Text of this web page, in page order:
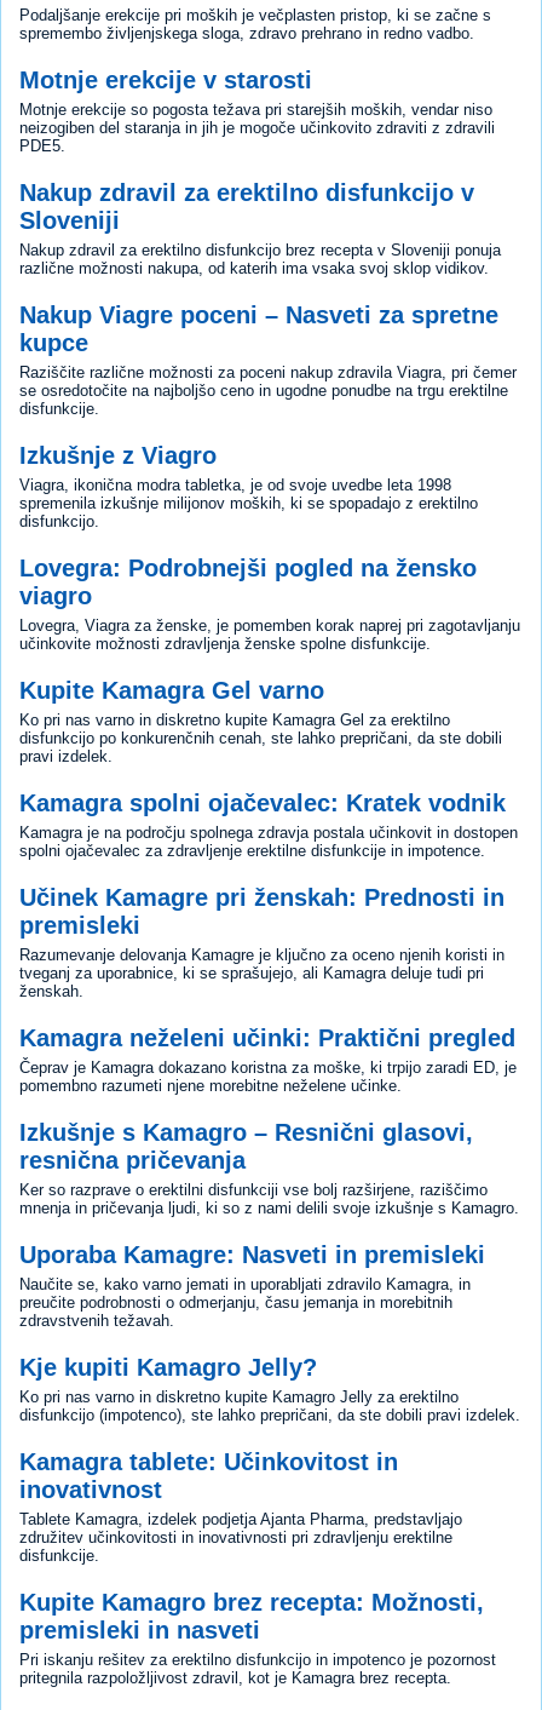
Podaljšanje erekcije pri moških je večplasten pristop, ki se začne s
spremembo življenjskega sloga, zdravo prehrano in redno vadbo.
Motnje erekcije v starosti
Motnje erekcije so pogosta težava pri starejših moških, vendar niso
neizogiben del staranja in jih je mogoče učinkovito zdraviti z zdravili
PDE5.
Nakup zdravil za erektilno disfunkcijo v
Sloveniji
Nakup zdravil za erektilno disfunkcijo brez recepta v Sloveniji ponuja
različne možnosti nakupa, od katerih ima vsaka svoj sklop vidikov.
Nakup Viagre poceni – Nasveti za spretne
kupce
Raziščite različne možnosti za poceni nakup zdravila Viagra, pri čemer
se osredotočite na najboljšo ceno in ugodne ponudbe na trgu erektilne
disfunkcije.
Izkušnje z Viagro
Viagra, ikonična modra tabletka, je od svoje uvedbe leta 1998
spremenila izkušnje milijonov moških, ki se spopadajo z erektilno
disfunkcijo.
Lovegra: Podrobnejši pogled na žensko
viagro
Lovegra, Viagra za ženske, je pomemben korak naprej pri zagotavljanju
učinkovite možnosti zdravljenja ženske spolne disfunkcije.
Kupite Kamagra Gel varno
Ko pri nas varno in diskretno kupite Kamagra Gel za erektilno
disfunkcijo po konkurenčnih cenah, ste lahko prepričani, da ste dobili
pravi izdelek.
Kamagra spolni ojačevalec: Kratek vodnik
Kamagra je na področju spolnega zdravja postala učinkovit in dostopen
spolni ojačevalec za zdravljenje erektilne disfunkcije in impotence.
Učinek Kamagre pri ženskah: Prednosti in
premisleki
Razumevanje delovanja Kamagre je ključno za oceno njenih koristi in
tveganj za uporabnice, ki se sprašujejo, ali Kamagra deluje tudi pri
ženskah.
Kamagra neželeni učinki: Praktični pregled
Čeprav je Kamagra dokazano koristna za moške, ki trpijo zaradi ED, je
pomembno razumeti njene morebitne neželene učinke.
Izkušnje s Kamagro – Resnični glasovi,
resnična pričevanja
Ker so razprave o erektilni disfunkciji vse bolj razširjene, raziščimo
mnenja in pričevanja ljudi, ki so z nami delili svoje izkušnje s Kamagro.
Uporaba Kamagre: Nasveti in premisleki
Naučite se, kako varno jemati in uporabljati zdravilo Kamagra, in
preučite podrobnosti o odmerjanju, času jemanja in morebitnih
zdravstvenih težavah.
Kje kupiti Kamagro Jelly?
Ko pri nas varno in diskretno kupite Kamagro Jelly za erektilno
disfunkcijo (impotenco), ste lahko prepričani, da ste dobili pravi izdelek.
Kamagra tablete: Učinkovitost in
inovativnost
Tablete Kamagra, izdelek podjetja Ajanta Pharma, predstavljajo
združitev učinkovitosti in inovativnosti pri zdravljenju erektilne
disfunkcije.
Kupite Kamagro brez recepta: Možnosti,
premisleki in nasveti
Pri iskanju rešitev za erektilno disfunkcijo in impotenco je pozornost
pritegnila razpoložljivost zdravil, kot je Kamagra brez recepta.